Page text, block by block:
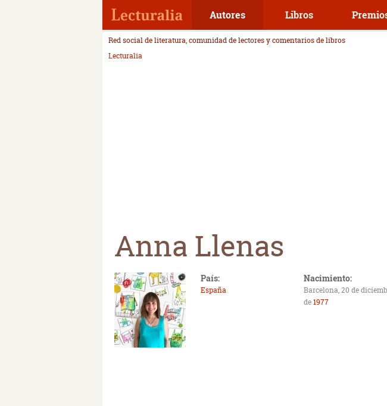
Autores Libros
Red social de literatura, comunidad de lectores y comentarios de libros
Lecturalia
Anna Llenas
País:
España
Nacimiento:
Barcelona, 20 de
de1977